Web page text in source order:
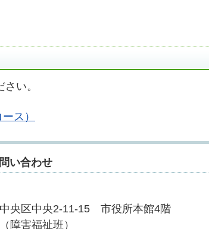
い。
ス）
い合わせ
央区中央2-11-15 市役所本館4階
障害福祉班）